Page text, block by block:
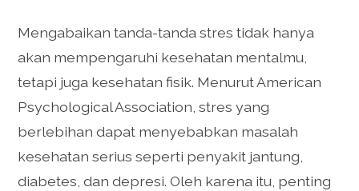
Mengabaikan tanda-tanda stres tidak hanya
akan mempengaruhi kesehatan mentalmu,
tetapi juga kesehatan fisik. Menurut American
Psychological Association, stres yang
berlebihan dapat menyebabkan masalah
kesehatan serius seperti penyakit jantung,
diabetes, dan depresi. Oleh karena itu, penting